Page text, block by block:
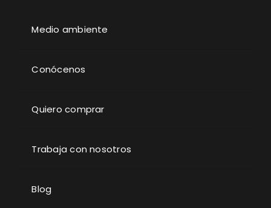
Medio ambiente
Conócenos
Quiero comprar
Trabaja con nosotros
Blog